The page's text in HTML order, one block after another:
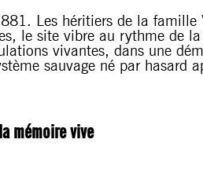
Les héritiers de la
le site vibre au rythme
vivantes, dans une
sauvage né par
mémoire vive